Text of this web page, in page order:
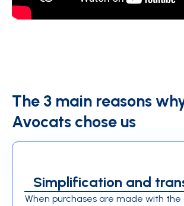
The 3 main reasons
Avocats chose us
Simplification and
When purchases are made with the